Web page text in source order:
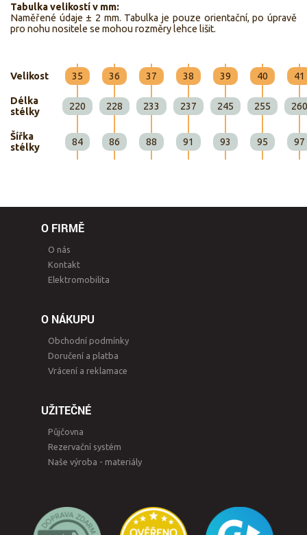
Tabulka velikostí v mm:
Naměřené údaje ± 2 mm. Tabulka je pouze orientační, po úpravě
pro nohu nositele se mohou rozměry lehce lišit.
Velikost 35 36 37 38 39 40 41
Délka
stélky
220 228 233 237 245 255 260
Šířka
stélky
84 86 88 91 93 95 97
O FIRMĚ
O nás
Kontakt
Elektromobilita
O NÁKUPU
Obchodní podmínky
Doručení a platba
Vrácení a reklamace
UŽITEČNÉ
Půjčovna
Rezervační systém
Naše výroba - materiály